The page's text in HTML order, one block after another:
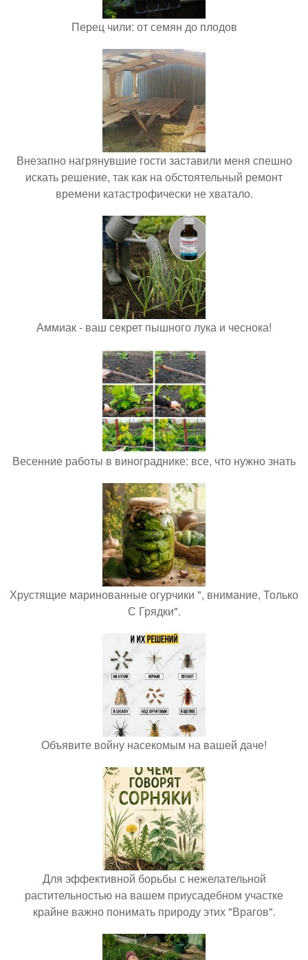
Перец чили: от семян до плодов
Внезапно нагрянувшие гости заставили меня спешно
искать решение, так как на обстоятельный ремонт
времени катастрофически не хватало.
Аммиак - ваш секрет пышного лука и чеснока!
Весенние работы в винограднике: все, что нужно знать
Хрустящие маринованные огурчики ", внимание, Только
С Грядки".
Объявите войну насекомым на вашей даче!
Для эффективной борьбы с нежелательной
растительностью на вашем приусадебном участке
крайне важно понимать природу этих "Врагов".